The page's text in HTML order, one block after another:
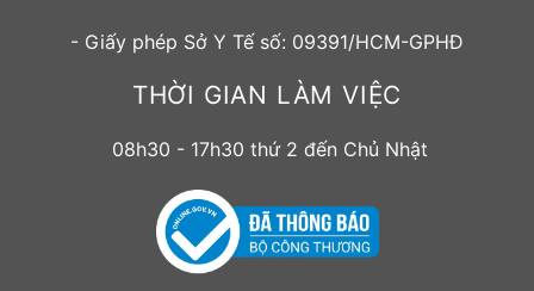
- Giấy phép Sở Y Tế số: 09391/HCM-GPHĐ
THỜI GIAN LÀM VIỆC
08h30 - 17h30 thứ 2 đến Chủ Nhật